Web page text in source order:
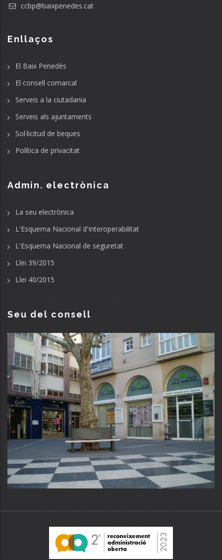
ccbp@baixpenedes.cat
Enllaços
El Baix Penedès
El consell comarcal
Serveis a la ciutadania
Serveis als ajuntaments
Sol·licitud de beques
Política de privacitat
Admin. electrònica
La seu electrònica
L'Esquema Nacional d'Interoperabilitat
L'Esquema Nacional de seguretat
Llei 39/2015
Llei 40/2015
Seu del consell